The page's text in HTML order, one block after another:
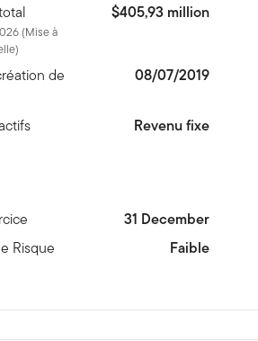
à
$405,93 million
de
08/07/2019
Revenu fixe
31 December
Risque
Faible